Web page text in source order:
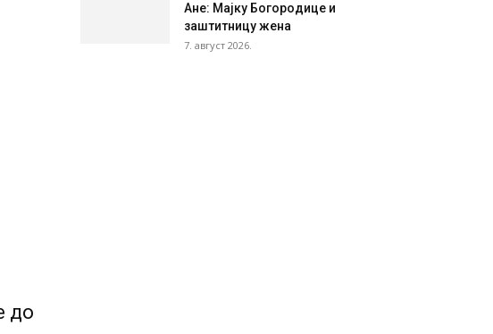
до
Ане: Мајку Богородице и
заштитницу жена
7. август 2026.